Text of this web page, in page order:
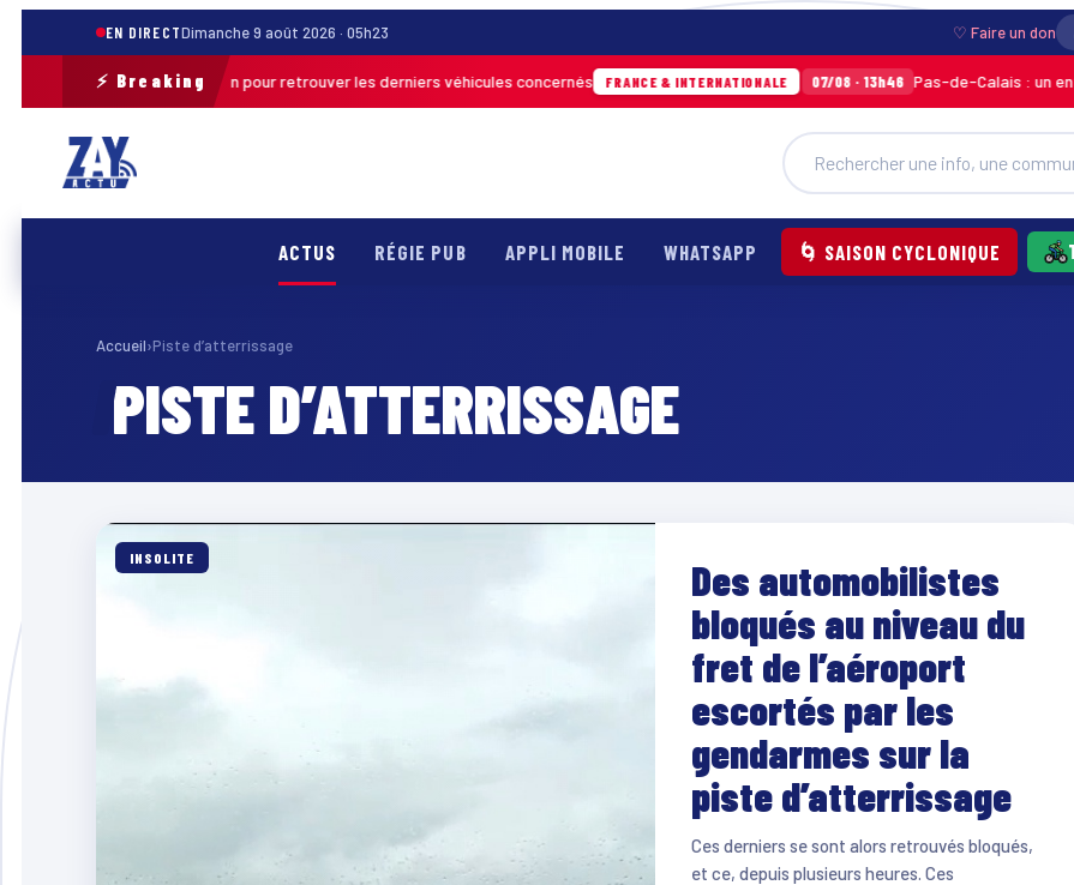
EN DIRECTDimanche 9 août 2026 · 05h23 ♡ Faire un don
⚡ Breaking
une opération de terrain pour retrouver les derniers véhicules concernés FRANCE & INTERNATIONALE 07/08 · 13h46 Pas-de-Calais : un enfant
ACTUS RÉGIE PUB APPLI MOBILE WHATSAPP 🌀 SAISON CYCLONIQUE
Accueil›Piste d’atterrissage
PISTE D’ATTERRISSAGE
INSOLITE
Des automobilistes
bloqués au niveau du
fret de l’aéroport
escortés par les
gendarmes sur la
piste d’atterrissage
Ces derniers se sont alors retrouvés bloqués,
et ce, depuis plusieurs heures. Ces